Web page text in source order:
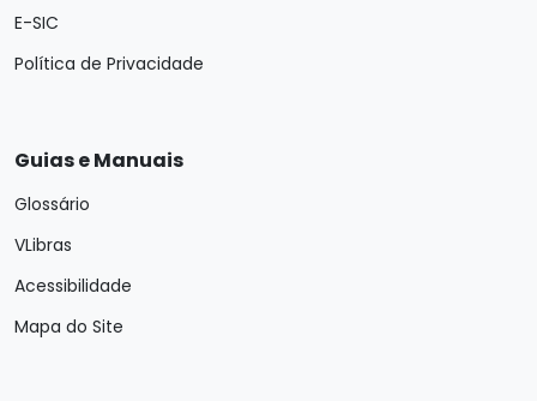
E-SIC
Política de Privacidade
Guias e Manuais
Glossário
VLibras
Acessibilidade
Mapa do Site